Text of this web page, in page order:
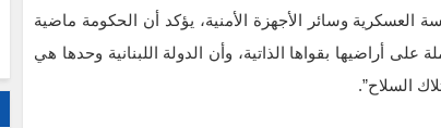
وسائر الأجهزة الأمنية، يؤكد أن الحكومة ماضية
أراضيها بقواها الذاتية، وأن الدولة اللبنانية وحدها هي
السلاح”.